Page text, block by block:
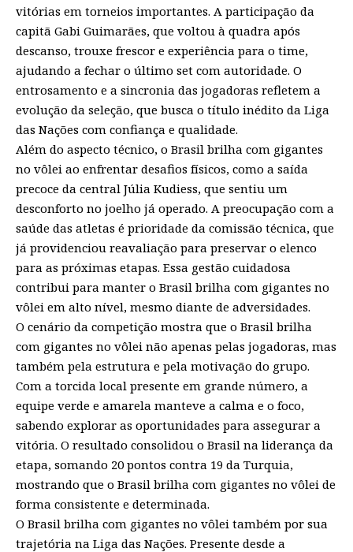
vitórias em torneios importantes. A participação da
capitã Gabi Guimarães, que voltou à quadra após
descanso, trouxe frescor e experiência para o time,
ajudando a fechar o último set com autoridade. O
entrosamento e a sincronia das jogadoras refletem a
evolução da seleção, que busca o título inédito da Liga
das Nações com confiança e qualidade.
Além do aspecto técnico, o Brasil brilha com gigantes
no vôlei ao enfrentar desafios físicos, como a saída
precoce da central Júlia Kudiess, que sentiu um
desconforto no joelho já operado. A preocupação com a
saúde das atletas é prioridade da comissão técnica, que
já providenciou reavaliação para preservar o elenco
para as próximas etapas. Essa gestão cuidadosa
contribui para manter o Brasil brilha com gigantes no
vôlei em alto nível, mesmo diante de adversidades.
O cenário da competição mostra que o Brasil brilha
com gigantes no vôlei não apenas pelas jogadoras, mas
também pela estrutura e pela motivação do grupo.
Com a torcida local presente em grande número, a
equipe verde e amarela manteve a calma e o foco,
sabendo explorar as oportunidades para assegurar a
vitória. O resultado consolidou o Brasil na liderança da
etapa, somando 20 pontos contra 19 da Turquia,
mostrando que o Brasil brilha com gigantes no vôlei de
forma consistente e determinada.
O Brasil brilha com gigantes no vôlei também por sua
trajetória na Liga das Nações. Presente desde a